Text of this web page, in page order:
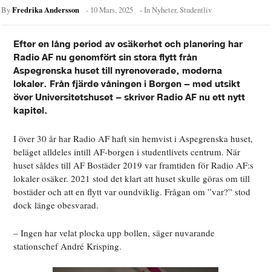
ByFredrika Andersson - 10 Mars, 2025 - InNyheter,Studentliv
Efter en lång period av osäkerhet och planering har
Radio AF nu genomfört sin stora flytt från
Aspegrenska huset till nyrenoverade, moderna
lokaler. Från fjärde våningen i Borgen – med utsikt
över Universitetshuset – skriver Radio AF nu ett nytt
kapitel.
I över 30 år har Radio AF haft sin hemvist i Aspegrenska huset,
beläget alldeles intill AF-borgen i studentlivets centrum. När
huset såldes till AF Bostäder 2019 var framtiden för Radio AF:s
lokaler osäker. 2021 stod det klart att huset skulle göras om till
bostäder och att en flytt var oundviklig. Frågan om ”var?” stod
dock länge obesvarad.
– Ingen har velat plocka upp bollen, säger nuvarande
stationschef André Krisping.